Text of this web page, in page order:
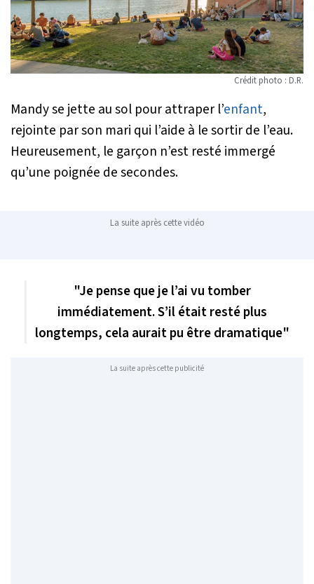
Crédit photo : D.R.
Mandy se jette au sol pour attraper l’enfant,
rejointe par son mari qui l’aide à le sortir de l’eau.
Heureusement, le garçon n’est resté immergé
qu’une poignée de secondes.
La suite après cette vidéo
"Je pense que je l’ai vu tomber
immédiatement. S’il était resté plus
longtemps, cela aurait pu être dramatique"
La suite après cette publicité